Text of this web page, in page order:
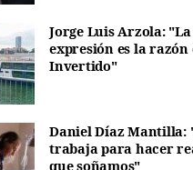
Jorge Luis Arzola:
expresión es la razón
Invertido"
Daniel Díaz
trabaja para hacer
que soñamos"